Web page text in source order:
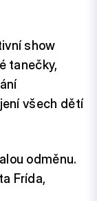
show
tanečky,
všech dětí
odměnu.
Frída,